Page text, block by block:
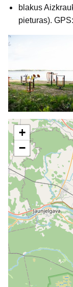
blakus
pieturas). GPS:
+
−